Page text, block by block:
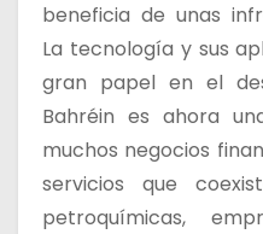
beneficia de unas
La tecnología y sus
gran papel en el
Bahréin es ahora
muchos negocios
servicios que
petroquímicas,